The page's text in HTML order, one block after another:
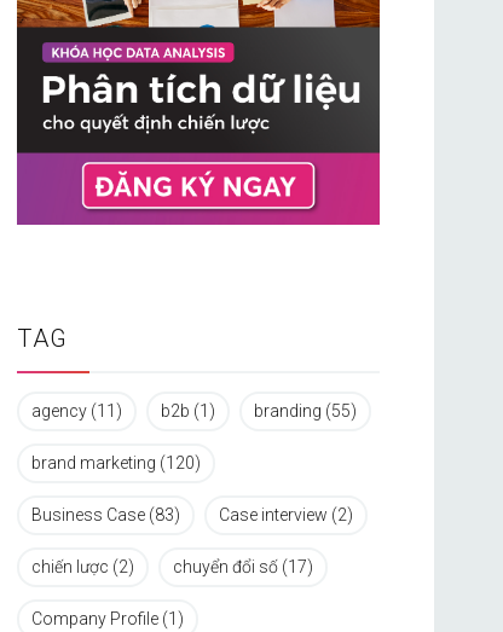
TAG
agency (11) b2b (1) branding (55)
brand marketing (120)
Business Case (83) Case interview (2)
chiến lược (2) chuyển đổi số (17)
Company Profile (1)